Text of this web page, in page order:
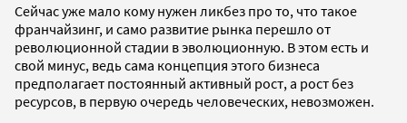
Сейчас уже мало кому нужен ликбез про то, что такое
франчайзинг, и само развитие рынка перешло от
революционной стадии в эволюционную. В этом есть и
свой минус, ведь сама концепция этого бизнеса
предполагает постоянный активный рост, а рост без
ресурсов, в первую очередь человеческих, невозможен.